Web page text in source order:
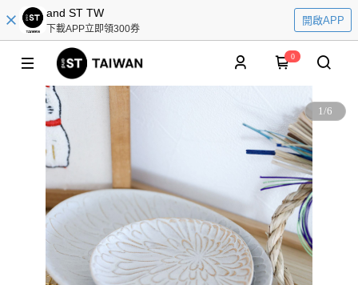
and ST TW
下載APP立即領300券
開啟APP
0
1/6